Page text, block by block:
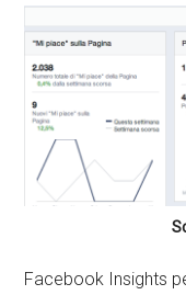
Facebook Insights